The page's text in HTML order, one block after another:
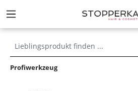
springen
Profiwerkzeug